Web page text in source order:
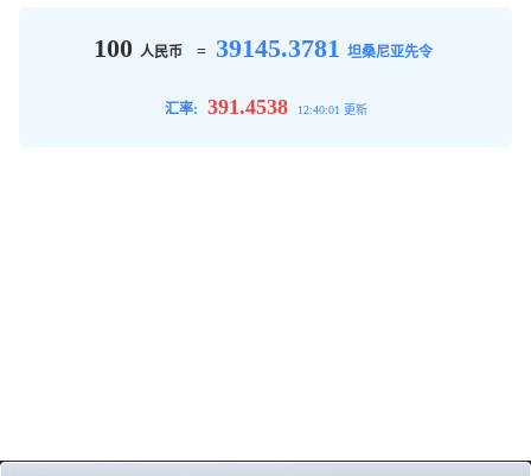
100 人民币 = 39145.3781 坦桑尼亚先令
汇率: 391.4538 12:40:01 更新